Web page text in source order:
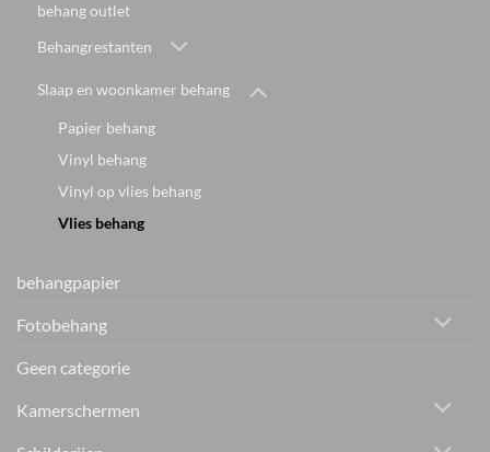
behang outlet
Behangrestanten
Slaap en woonkamer behang
Papier behang
Vinyl behang
Vinyl op vlies behang
Vlies behang
behangpapier
Fotobehang
Geen categorie
Kamerschermen